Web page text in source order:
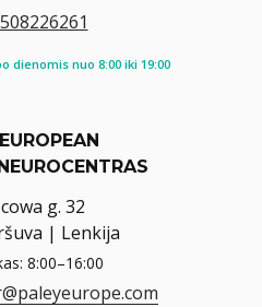
dienomis nuo 8:00 iki 19:00
g. 32
| Lenkija
8:00–16:00